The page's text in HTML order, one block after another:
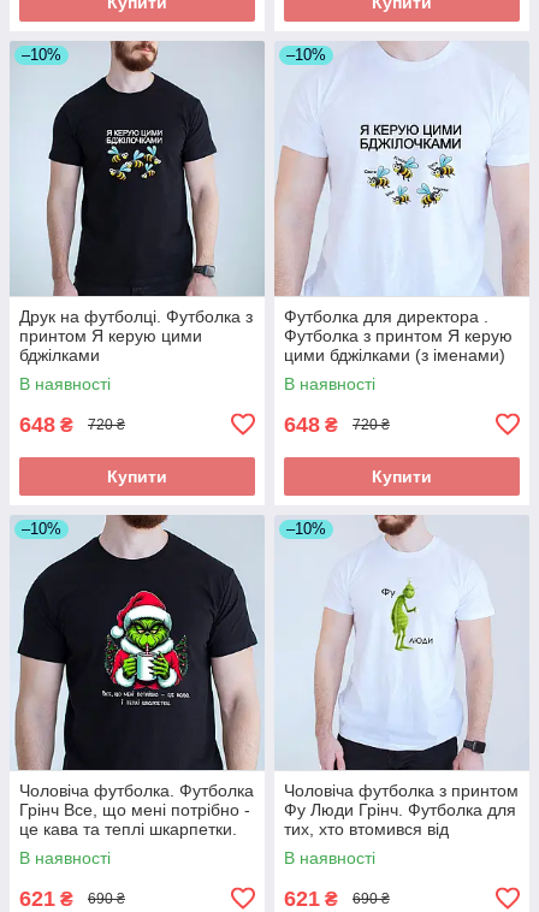
–10%
Друк на футболці. Футболка з
принтом Я керую цими
бджілками
В наявності
648 ₴ 720 ₴
Купити
–10%
Футболка для директора .
Футболка з принтом Я керую
цими бджілками (з іменами)
В наявності
648 ₴ 720 ₴
Купити
–10%
Чоловіча футболка. Футболка
Грінч Все, що мені потрібно -
це кава та теплі шкарпетки.
Футболка з новорічним при
В наявності
621 ₴ 690 ₴
–10%
Чоловіча футболка з принтом
Фу Люди Грінч. Футболка для
тих, хто втомився від
новорічної метушні
В наявності
621 ₴ 690 ₴